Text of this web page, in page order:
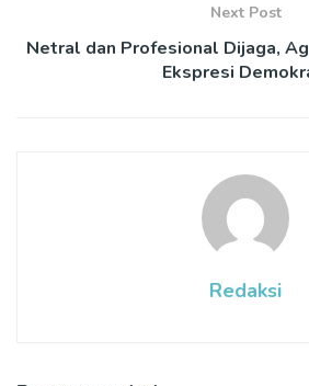
Next Post
Netral dan Profesional Dijaga,
Ekspresi
Redaksi